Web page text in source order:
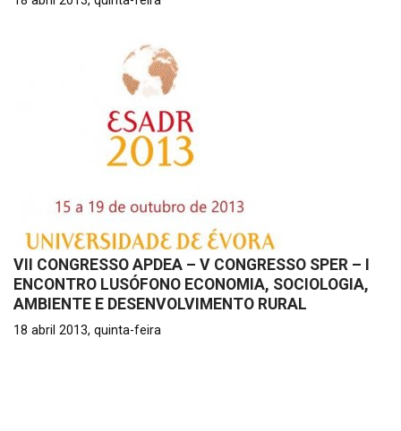
VII CONGRESSO APDEA – V CONGRESSO SPER – I
ENCONTRO LUSÓFONO ECONOMIA, SOCIOLOGIA,
AMBIENTE E DESENVOLVIMENTO RURAL
18 abril 2013, quinta-feira